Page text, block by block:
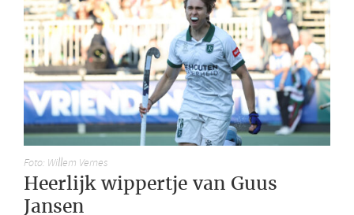
Foto: Willem Vernes
Heerlijk wippertje van Guus
Jansen